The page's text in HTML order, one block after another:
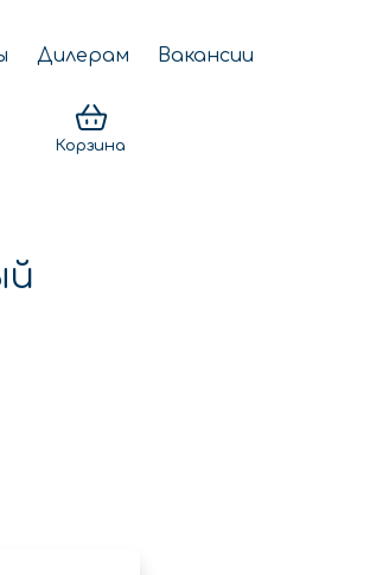
Дилерам Вакансии
Корзина